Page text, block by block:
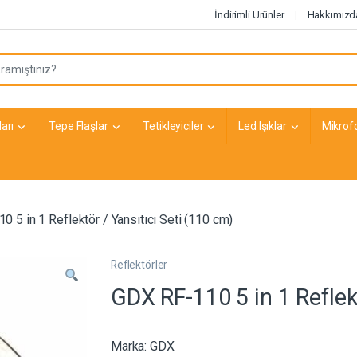
İndirimli Ürünler
Tepe Flaşlar Tetikleyiciler Led Işıklar
5 in 1 Reflektör / Yansıtıcı Seti (110 cm)
Reflektörler
GDX RF-110 5 in 1
Marka: GDX